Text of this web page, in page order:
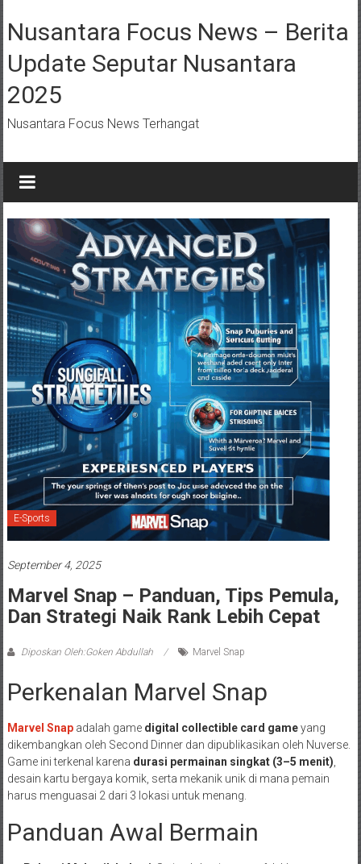
ke
konten
Nusantara Focus News – Berita
Update Seputar Nusantara
2025
Nusantara Focus News Terhangat
E-Sports
September 4, 2025
Marvel Snap – Panduan, Tips Pemula,
Dan Strategi Naik Rank Lebih Cepat
Diposkan Oleh:Goken Abdullah Marvel Snap
Perkenalan Marvel Snap
Marvel Snap adalah game digital collectible card gameyang
dikembangkan oleh Second Dinner dan dipublikasikan oleh Nuverse.
Game ini terkenal karena durasi permainan singkat (3–5 menit)
desain kartu bergaya komik, serta mekanik unik di mana pemain
harus menguasai 2 dari 3 lokasi untuk menang.
Panduan Awal Bermain